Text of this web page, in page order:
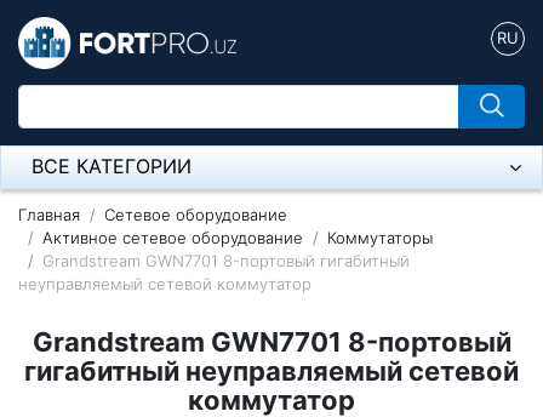
RU
ВСЕ КАТЕГОРИИ
Микрофон
Напольные розетки
Пылесос
Главная
Сетевое оборудование
Активное сетевое оборудование
Коммутаторы
Grandstream GWN7701 8-портовый гигабитный
неуправляемый сетевой коммутатор
Grandstream GWN7701 8-портовый
гигабитный неуправляемый сетевой
коммутатор